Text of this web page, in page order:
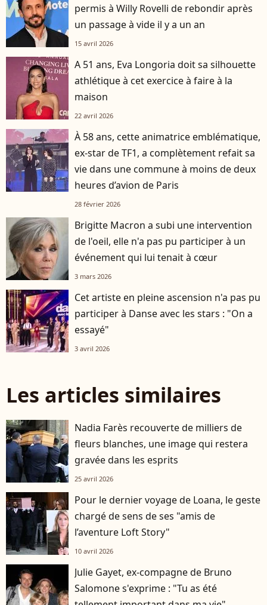
permis à Willy Rovelli de rebondir après
un passage à vide il y a un an
15 avril 2026
A 51 ans, Eva Longoria doit sa silhouette
athlétique à cet exercice à faire à la
maison
22 avril 2026
À 58 ans, cette animatrice emblématique,
ex-star de TF1, a complètement refait sa
vie dans une commune à moins de deux
heures d’avion de Paris
28 février 2026
Brigitte Macron a subi une intervention
de l'oeil, elle n'a pas pu participer à un
événement qui lui tenait à cœur
3 mars 2026
Cet artiste en pleine ascension n'a pas pu
participer à Danse avec les stars : "On a
essayé"
3 avril 2026
Les articles similaires
Nadia Farès recouverte de milliers de
fleurs blanches, une image qui restera
gravée dans les esprits
25 avril 2026
Pour le dernier voyage de Loana, le geste
chargé de sens de ses "amis de
l’aventure Loft Story"
10 avril 2026
Julie Gayet, ex-compagne de Bruno
Salomone s'exprime : "Tu as été